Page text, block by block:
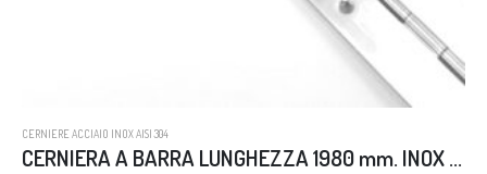
CERNIERE ACCIAIO INOX AISI 304
CERNIERA A BARRA LUNGHEZZA 1980 mm. INOX AISI 304 CON FORI